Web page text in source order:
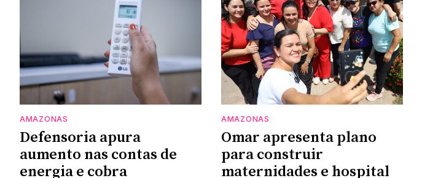
AMAZONAS
Defensoria apura
aumento nas contas de
energia e cobra
AMAZONAS
Omar apresenta plano
para construir
maternidades e hospital